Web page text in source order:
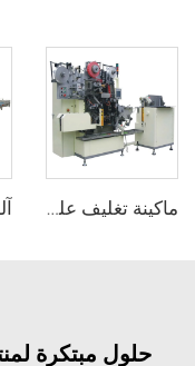
ماكينة تغليف علكة العصا
حلول مبتكرة